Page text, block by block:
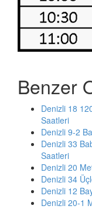
Benzer
Denizli 18
Saatleri
Denizli 9-2
Denizli 33
Saatleri
Denizli 20
Denizli 34
Denizli 12
Denizli 20-1